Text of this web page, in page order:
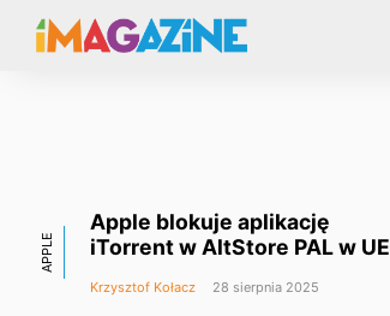
APPLE
Apple blokuje aplikację
iTorrent w AltStore PAL w UE
Krzysztof Kołacz 28 sierpnia 2025